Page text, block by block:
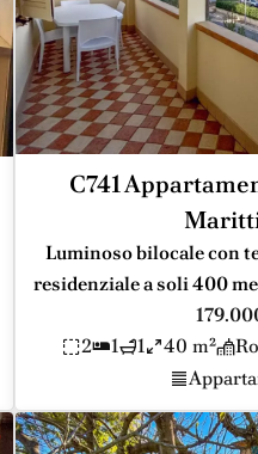
C741
Luminoso bilocale con
residenziale a soli 400
2
1 1 40 m²